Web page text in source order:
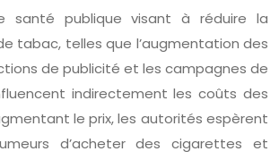
santé publique visant à réduire la
tabac, telles que l’augmentation des
de publicité et les campagnes de
indirectement les coûts des
le prix, les autorités espèrent
d’acheter des cigarettes et